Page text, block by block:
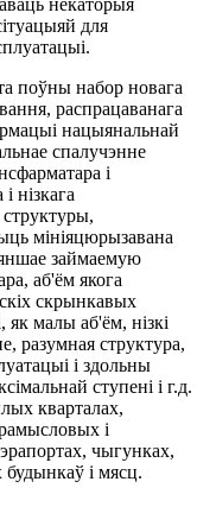
некаторыя
для
поўны набор новага
распрацаванага
нацыянальнай
спалучэнне
і
нізкага
мініяцюрызавана
займаемую
аб'ём якога
скрынкавых
як малы аб'ём, нізкі
разумная структура,
і здольны
ступені і г.д.
кварталах,
і
чыгунках,
і мясц.